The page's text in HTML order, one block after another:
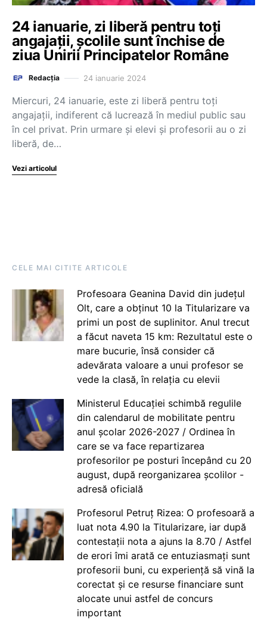
24 ianuarie, zi liberă pentru toți
angajații, școlile sunt închise de
ziua Unirii Principatelor Române
Redacția 24 ianuarie 2024
Miercuri, 24 ianuarie, este zi liberă pentru toți
angajații, indiferent că lucrează în mediul public sau
în cel privat. Prin urmare și elevi și profesorii au o zi
liberă, de…
Vezi articolul
CELE MAI CITITE ARTICOLE
Profesoara Geanina David din județul
Olt, care a obținut 10 la Titularizare va
primi un post de suplinitor. Anul trecut
a făcut naveta 15 km: Rezultatul este o
mare bucurie, însă consider că
adevărata valoare a unui profesor se
vede la clasă, în relația cu elevii
Ministerul Educației schimbă regulile
din calendarul de mobilitate pentru
anul școlar 2026-2027 / Ordinea în
care se va face repartizarea
profesorilor pe posturi începând cu 20
august, după reorganizarea școlilor -
adresă oficială
Profesorul Petruț Rizea: O profesoară a
luat nota 4.90 la Titularizare, iar după
contestații nota a ajuns la 8.70 / Astfel
de erori îmi arată ce entuziasmați sunt
profesorii buni, cu experiență să vină la
corectat și ce resurse financiare sunt
alocate unui astfel de concurs
important